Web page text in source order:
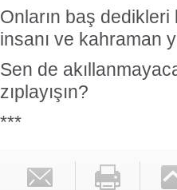
Onların baş
insanı ve kahraman
Sen de
zıplayışın?
***